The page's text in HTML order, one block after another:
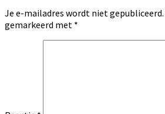
Je e-mailadres wordt niet gepubliceerd.
gemarkeerd met *